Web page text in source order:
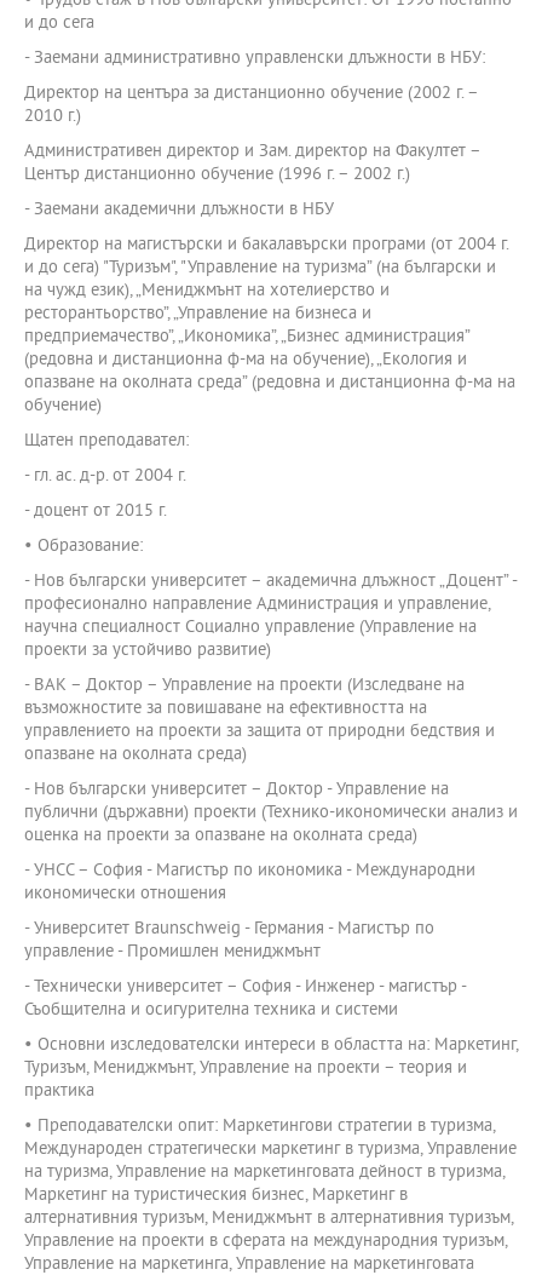
и до сега
- Заемани административно управленски длъжности в НБУ:
Директор на центъра за дистанционно обучение (2002 г. –
2010 г.)
Административен директор и Зам. директор на Факултет –
Център дистанционно обучение (1996 г. – 2002 г.)
- Заемани академични длъжности в НБУ
Директор на магистърски и бакалавърски програми (от 2004 г.
и до сега) "Туризъм", "Управление на туризма” (на български и
на чужд език), „Мениджмънт на хотелиерство и
ресторантьорство”, „Управление на бизнеса и
предприемачество”, „Икономика”, „Бизнес администрация”
(редовна и дистанционна ф-ма на обучение), „Екология и
опазване на околната среда” (редовна и дистанционна ф-ма на
обучение)
Щатен преподавател:
- гл. ас. д-р. от 2004 г.
- доцент от 2015 г.
• Образование:
- Нов български университет – академична длъжност „Доцент” -
професионално направление Администрация и управление,
научна специалност Социално управление (Управление на
проекти за устойчиво развитие)
- ВАК – Доктор – Управление на проекти (Изследване на
възможностите за повишаване на ефективността на
управлението на проекти за защита от природни бедствия и
опазване на околната среда)
- Нов български университет – Доктор - Управление на
публични (държавни) проекти (Технико-икономически анализ и
оценка на проекти за опазване на околната среда)
- УНСС – София - Магистър по икономика - Международни
икономически отношения
- Университет Braunschweig - Германия - Магистър по
управление - Промишлен мениджмънт
- Технически университет – София - Инженер - магистър -
Съобщителна и осигурителна техника и системи
• Основни изследователски интереси в областта на: Маркетинг,
Туризъм, Мениджмънт, Управление на проекти – теория и
практика
• Преподавателски опит: Маркетингови стратегии в туризма,
Международен стратегически маркетинг в туризма, Управление
на туризма, Управление на маркетинговата дейност в туризма,
Маркетинг на туристическия бизнес, Маркетинг в
алтернативния туризъм, Мениджмънт в алтернативния туризъм,
Управление на проекти в сферата на международния туризъм,
Управление на маркетинга, Управление на маркетинговата